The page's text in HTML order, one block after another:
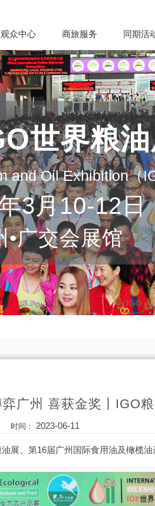
观众中心 商旅服务 同期活
世界粮
and Oil Exhibition（
3月10-12日
•广交会展馆
广州 喜获金奖丨IGO
时间： 2023-06-11
展、第16届广州国际食用油及橄榄油